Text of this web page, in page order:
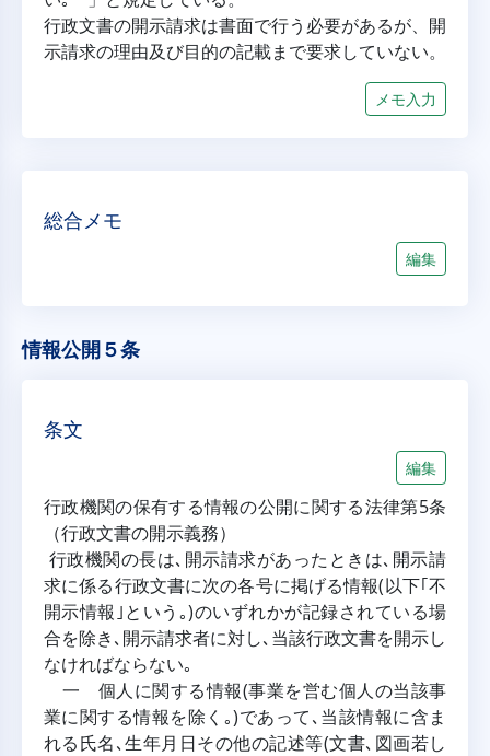
行政文書の開示請求は書面で行う必要があるが、開
示請求の理由及び目的の記載まで要求していない。
メモ入力
総合メモ
編集
情報公開５条
条文
編集
行政機関の保有する情報の公開に関する法律第5条
（行政文書の開示義務）
行政機関の長は､開示請求があったときは､開示請
求に係る行政文書に次の各号に掲げる情報(以下｢不
開示情報｣という｡)のいずれかが記録されている場
合を除き､開示請求者に対し､当該行政文書を開示し
なければならない｡
一 個人に関する情報(事業を営む個人の当該事
業に関する情報を除く｡)であって､当該情報に含ま
れる氏名､生年月日その他の記述等(文書､図画若し